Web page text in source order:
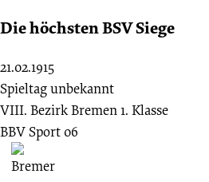
Die höchsten BSV Siege
21.02.1915
Spieltag unbekannt
VIII. Bezirk Bremen 1. Klasse
BBV Sport 06